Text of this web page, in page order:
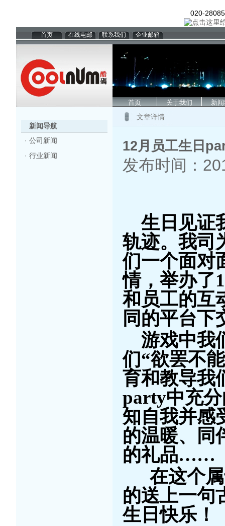
020-
首页 在线电邮 联系我们 企业邮箱
首页 关于我们 新
新闻导航
· 公司新闻
· 行业新闻
文章详情
12月员工生日
发布时间：
生日见证
轨迹。我司
们一个面对
情，举办了
和员工的互
同的平台下
游戏中我
们“欲罢不
育和教导
party中充
知自我并感
的温暖、同
的礼品……
在这个属
的送上一句
生日快乐！